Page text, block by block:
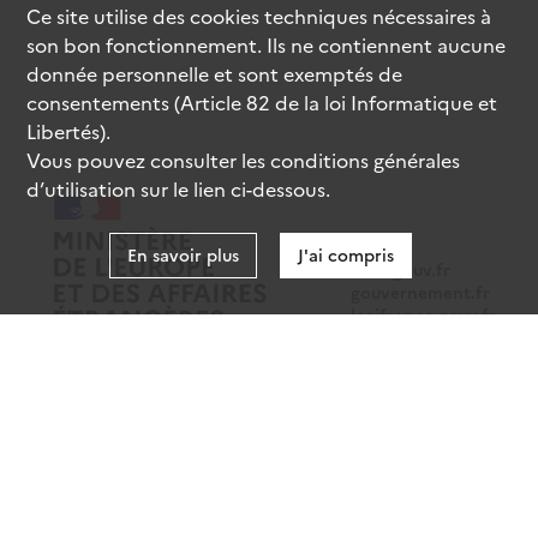
data.gouv.fr
legifrance.gouv.fr
Ce site utilise descookiestechniques nécessaires à
son bon fonctionnement. Ils ne contiennent aucune
donnée personnelle et sont exemptés de
consentements (Article 82 de la loi Informatique et
Libertés).
Vous pouvez consulter les conditions générales
d’utilisation sur le lien ci-dessous.
En savoir plus J'ai compris